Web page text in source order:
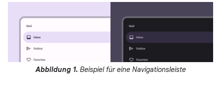
Abbildung 1. Beispiel für eine Navigationsleiste